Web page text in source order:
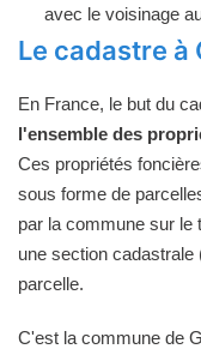
avec le voisinage
Le cadastre à
En France, le but du
l'ensemble des
Ces propriétés
sous forme de
par la commune sur le
une section cadastrale
parcelle.
C'est la commune de